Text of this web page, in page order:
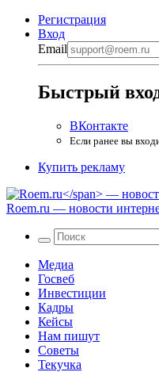
Регистрация
Вход
Email
Быстрый
ВКонтакте
Если ранее вы
Купить рекламу
Roem.ru — новости
Медиа
Госвеб
Инвестиции
Кадры
Кейсы
Нам пишут
Советы
Текучка